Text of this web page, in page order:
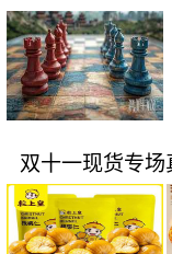
双十一现货专场